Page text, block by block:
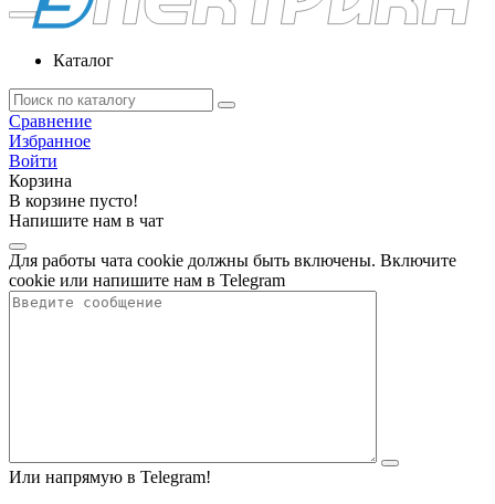
Каталог
Сравнение
Избранное
Войти
Корзина
В корзине пусто!
Напишите нам в чат
Для работы чата cookie должны быть включены. Включите
cookie или напишите нам в Telegram
Или напрямую в Telegram!